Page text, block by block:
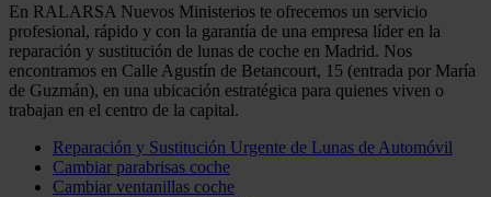
En RALARSA Nuevos Ministerios te ofrecemos un servicio
profesional, rápido y con la garantía de una empresa líder en la
reparación y sustitución de lunas de coche en Madrid. Nos
encontramos en Calle Agustín de Betancourt, 15 (entrada por María
de Guzmán), en una ubicación estratégica para quienes viven o
trabajan en el centro de la capital.
Reparación y Sustitución Urgente de Lunas de Automóvil
Cambiar parabrisas coche
Cambiar ventanillas coche